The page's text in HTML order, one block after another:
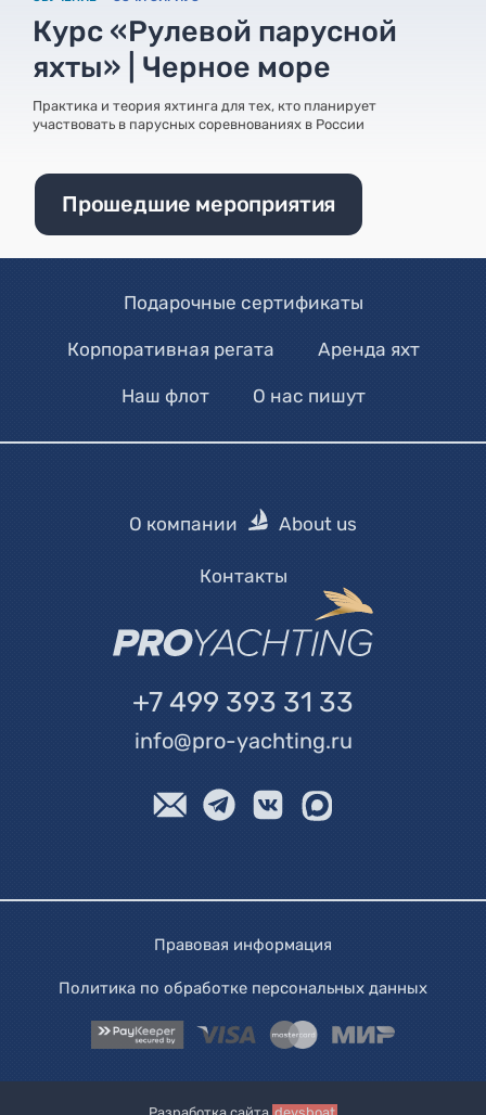
Курс «Рулевой парусной
яхты» | Черное море
Практика и теория яхтинга для тех, кто планирует
участвовать в парусных соревнованиях в России
Прошедшие мероприятия
Подарочные сертификаты
Корпоративная регата Аренда яхт
Наш флот О нас пишут
О компании About us
Контакты
+7 499 393 31 33
info@pro-yachting.ru
Правовая информация
Политика по обработке персональных данных